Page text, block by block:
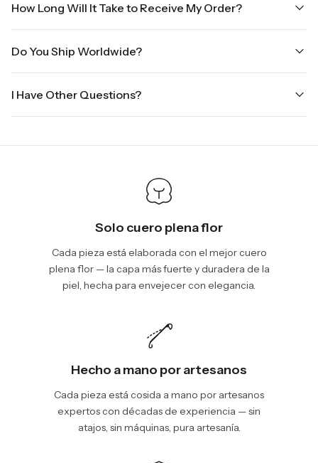
How Long Will It Take to Receive My Order?
Orders placed Friday afternoon through Sunday or on holidays
will be shipped on the next business day. Please allow up to
the holidays. Standard shipping takes four to seven business
days, depending on your location. International shipments will
Do You Ship Worldwide?
ground.
I Have Other Questions?
Solo cuero plena flor
Cada pieza está elaborada con el mejor cuero
plena flor — la capa más fuerte y duradera de la
piel, hecha para envejecer con elegancia.
Hecho a mano por artesanos
Cada pieza está cosida a mano por artesanos
expertos con décadas de experiencia — sin
atajos, sin máquinas, pura artesanía.